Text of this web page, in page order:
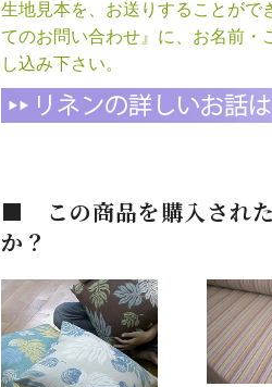
生地見本を、お送りすることがで
てのお問い合わせ』に、お名前・
し込み下さい。
■ この商品を購入された
か？